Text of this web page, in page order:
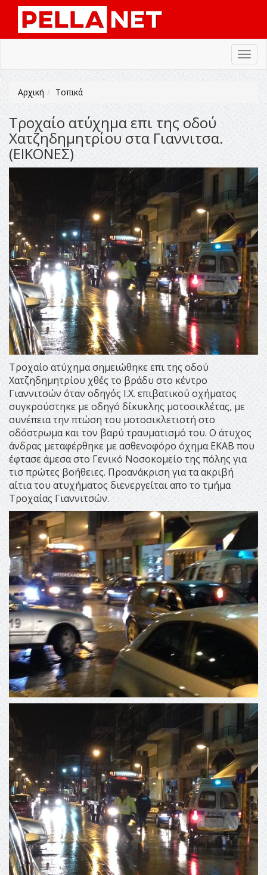
Αρχική Τοπικά
Τροχαίο ατύχημα επι της οδού
Χατζηδημητρίου στα Γιαννιτσα.
(ΕΙΚΟΝΕΣ)
Τροχαίο ατύχημα σημειώθηκε επι της οδού
Χατζηδημητρίου χθές το βράδυ στο κέντρο
Γιαννιτσών όταν οδηγός Ι.Χ. επιβατικού οχήματος
συγκρούστηκε με οδηγό δίκυκλης μοτοσικλέτας, με
συνέπεια την πτώση του μοτοσικλετιστή στο
οδόστρωμα και τον βαρύ τραυματισμό του. Ο άτυχος
άνδρας μεταφέρθηκε με ασθενοφόρο όχημα ΕΚΑΒ που
έφτασε άμεσα στο Γενικό Νοσοκομείο της πόλης για
τισ πρώτες βοήθειες. Προανάκριση για τα ακριβή
αίτια του ατυχήματος διενεργείται απο το τμήμα
Τροχαίας Γιαννιτσών.